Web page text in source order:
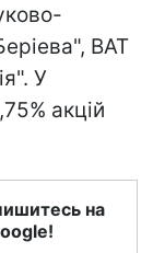
ВАТ
У
акцій
на